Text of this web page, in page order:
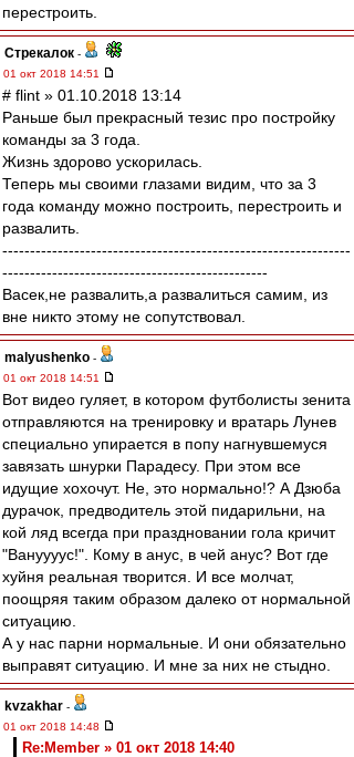
перестроить.
Стрекалок -
01 окт 2018 14:51
# flint » 01.10.2018 13:14
Раньше был прекрасный тезис про постройку
команды за 3 года.
Жизнь здорово ускорилась.
Теперь мы своими глазами видим, что за 3
года команду можно построить, перестроить и
развалить.
---------------------------------------------------------------
------------------------------------------------
Васек,не развалить,а развалиться самим, из
вне никто этому не сопутствовал.
malyushenko -
01 окт 2018 14:51
Вот видео гуляет, в котором футболисты зенита
отправляются на тренировку и вратарь Лунев
специально упирается в попу нагнувшемуся
завязать шнурки Парадесу. При этом все
идущие хохочут. Не, это нормально!? А Дзюба
дурачок, предводитель этой пидарильни, на
кой ляд всегда при праздновании гола кричит
"Вануууус!". Кому в анус, в чей анус? Вот где
хуйня реальная творится. И все молчат,
поощряя таким образом далеко от нормальной
ситуацию.
А у нас парни нормальные. И они обязательно
выправят ситуацию. И мне за них не стыдно.
kvzakhar -
01 окт 2018 14:48
Re:Member » 01 окт 2018 14:40